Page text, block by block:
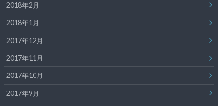
2018年2月
2018年1月
2017年12月
2017年11月
2017年10月
2017年9月